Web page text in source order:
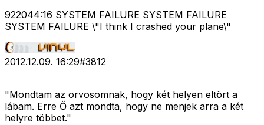
922044:16 SYSTEM FAILURE SYSTEM FAILURE
SYSTEM FAILURE \"I think I crashed your plane\"
2012.12.09. 16:29#3812
"Mondtam az orvosomnak, hogy két helyen eltört a
lábam. Erre Ő azt mondta, hogy ne menjek arra a két
helyre többet."